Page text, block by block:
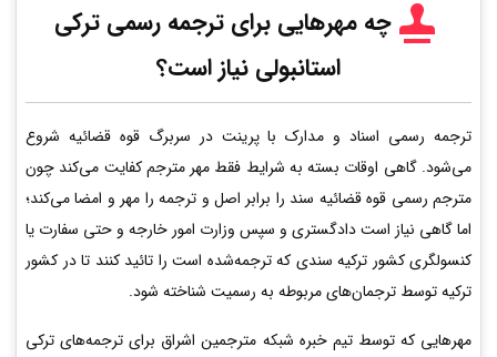
چه مهرهایی برای ترجمه رسمی ترکی
استانبولی نیاز است؟
ترجمه رسمی اسناد و مدارک با پرینت در سربرگ قوه قضائیه شروع
می‌شود. گاهی اوقات بسته به شرایط فقط مهر مترجم کفایت می‌کند چون
مترجم رسمی قوه قضائیه سند را برابر اصل و ترجمه را مهر و امضا می‌کند؛
اما گاهی نیاز است دادگستری و سپس وزارت امور خارجه و حتی سفارت یا
کنسولگری کشور ترکیه سندی که ترجمه‌شده است را تائید کنند تا در کشور
ترکیه توسط ترجمان‌های مربوطه به رسمیت شناخته شود.
مهرهایی که توسط تیم خبره شبکه مترجمین اشراق برای ترجمه‌های ترکی